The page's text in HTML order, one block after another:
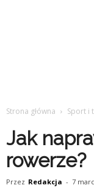
Strona główna Sport i
Jak
rowerze?
Przez Redakcja - 7